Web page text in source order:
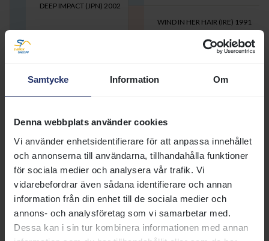
Samtycke Information Om
Denna webbplats använder cookies
Vi använder enhetsidentifierare för att anpassa innehållet
och annonserna till användarna, tillhandahålla funktioner
för sociala medier och analysera vår trafik. Vi
vidarebefordrar även sådana identifierare och annan
information från din enhet till de sociala medier och
annons- och analysföretag som vi samarbetar med.
Dessa kan i sin tur kombinera informationen med annan
DEEP IMPACT (JPN) 2002
MOR
WIND IN HER HAIR (IRE) 1991
GIANT'S CAUSEWAY (USA)1997
SIGNALEMENT
Huvud:Stjärn. Virvel till vänster om mittlinjen i övre ögonhöjd.
Vänster fram: Nil.
Höger fram:Nil.
Vänster bak:Vit kronrand insidan.
Övrigt:Virvel övre mankammen båda sidor.
Utf.datum:2008-12-31
CHIPNUMMER: